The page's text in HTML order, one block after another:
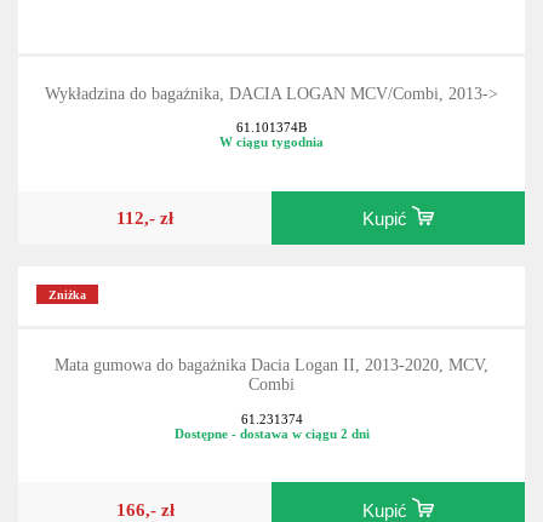
Wykładzina do bagażnika, DACIA LOGAN MCV/Combi, 2013->
61.101374B
W ciągu tygodnia
112,- zł Kupić
Zniżka
Mata gumowa do bagażnika Dacia Logan II, 2013-2020, MCV,
Combi
61.231374
Dostępne - dostawa w ciągu 2 dni
166,- zł Kupić